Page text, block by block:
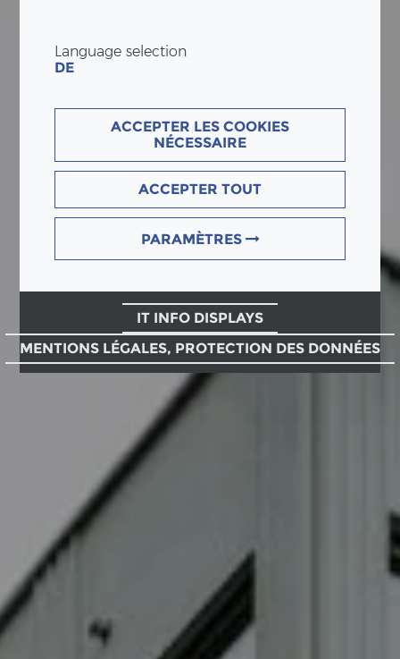
Language selection
DE
ACCEPTER LES COOKIES
NÉCESSAIRE
ACCEPTER TOUT
PARAMÈTRES
IT INFO DISPLAYS
MENTIONS LÉGALES, PROTECTION DES DONNÉES